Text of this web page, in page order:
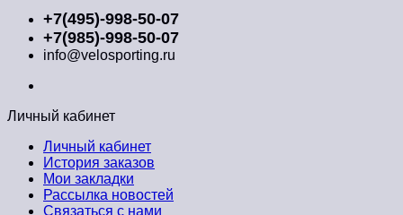
+7(495)-998-50-07
+7(985)-998-50-07
info@velosporting.ru
Личный кабинет
Личный кабинет
История заказов
Мои закладки
Рассылка новостей
Связаться с нами